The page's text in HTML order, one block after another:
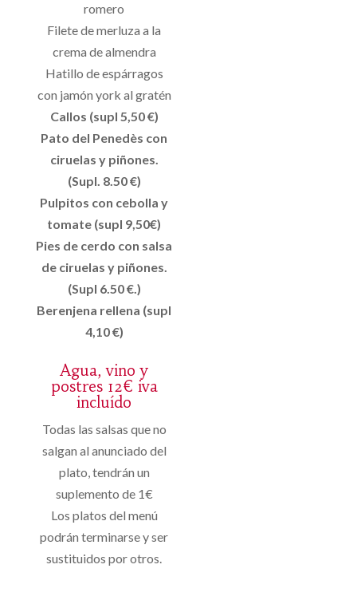
romero
Filete de merluza a la
crema de almendra
Hatillo de espárragos
con jamón york al gratén
Callos (supl 5,50 €)
Pato del Penedès con
ciruelas y piñones.
(Supl. 8.50 €)
Pulpitos con cebolla y
tomate (supl 9,50€)
Pies de cerdo con salsa
de ciruelas y piñones.
(Supl 6.50 €.)
Berenjena rellena (supl
4,10 €)
Agua, vino y
postres 12€ iva
incluído
Todas las salsas que no
salgan al anunciado del
plato, tendrán un
suplemento de 1€
Los platos del menú
podrán terminarse y ser
sustituidos por otros.